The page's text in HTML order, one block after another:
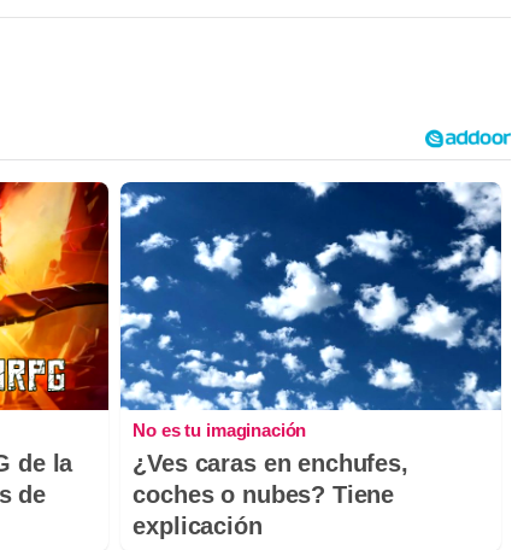
de la
de
No es tu imaginación
¿Ves caras en enchufes,
coches o nubes? Tiene
explicación